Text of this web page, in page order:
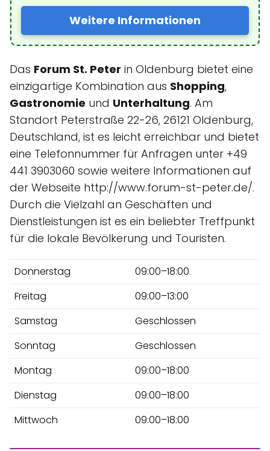
Weitere Informationen
Das Forum St. Peter in Oldenburg bietet eine
einzigartige Kombination aus Shopping,
Gastronomie und Unterhaltung. Am
Standort Peterstraße 22-26, 26121 Oldenburg,
Deutschland, ist es leicht erreichbar und bietet
eine Telefonnummer für Anfragen unter +49
441 3903060 sowie weitere Informationen auf
der Webseite http://www.forum-st-peter.de/.
Durch die Vielzahl an Geschäften und
Dienstleistungen ist es ein beliebter Treffpunkt
für die lokale Bevölkerung und Touristen.
Donnerstag
09:00–18:00
Freitag
09:00–13:00
Samstag
Geschlossen
Sonntag
Geschlossen
Montag
09:00–18:00
Dienstag
09:00–18:00
Mittwoch
09:00–18:00